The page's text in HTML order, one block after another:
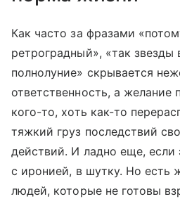
Как часто за фразами
ретроградный», «так звезды
полнолуние» скрывается
ответственность, а желание
кого-то, хоть как-то
тяжкий груз последствий
действий. И ладно еще, если
с иронией, в шутку. Но есть
людей, которые не готовы